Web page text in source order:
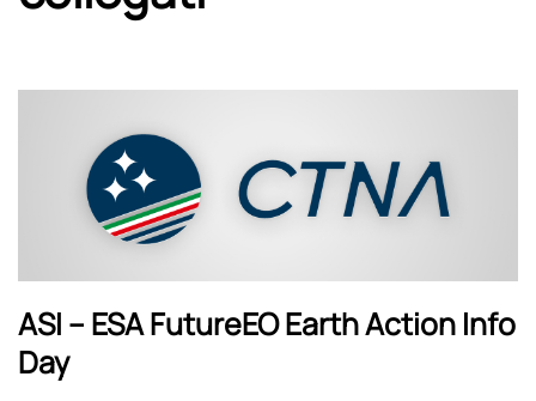
ASI – ESA FutureEO Earth Action Info
Day